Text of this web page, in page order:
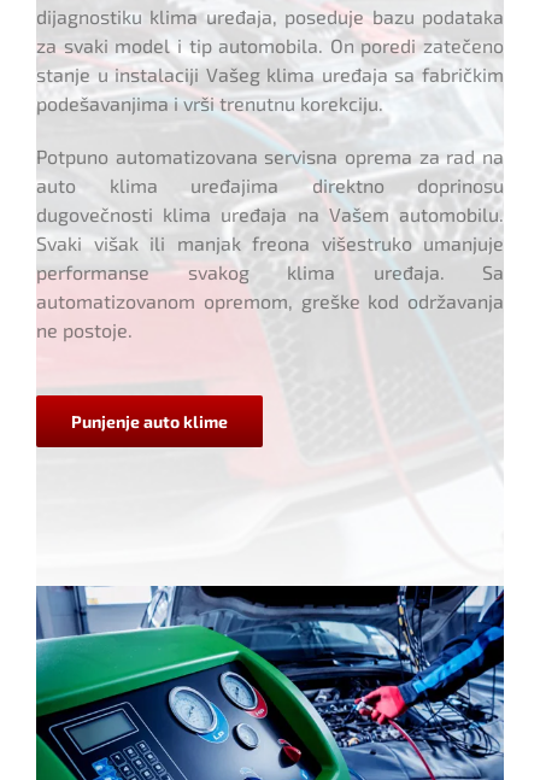
dijagnostiku klima uređaja, poseduje bazu podataka
za svaki model i tip automobila. On poredi zatečeno
stanje u instalaciji Vašeg klima uređaja sa fabričkim
podešavanjima i vrši trenutnu korekciju.
Potpuno automatizovana servisna oprema za rad na
auto klima uređajima direktno doprinosu
dugovečnosti klima uređaja na Vašem automobilu.
Svaki višak ili manjak freona višestruko umanjuje
performanse svakog klima uređaja. Sa
automatizovanom opremom, greške kod održavanja
ne postoje.
Punjenje auto klime